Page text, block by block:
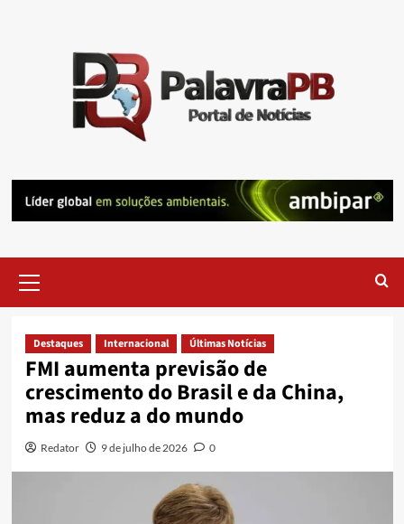
Menu
Destaques Internacional Últimas Notícias
FMI aumenta previsão de
crescimento do Brasil e da China,
mas reduz a do mundo
Redator 9 de julho de 2026 0